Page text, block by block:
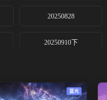
20250828
20250910下
蓝光